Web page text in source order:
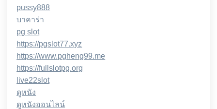
pussy888
บาคาร่า
pg slot
https://pgslot77.xyz
https://www.pgheng99.me
https://fullslotpg.org
live22slot
ดูหนัง
ดูหนังออนไลน์